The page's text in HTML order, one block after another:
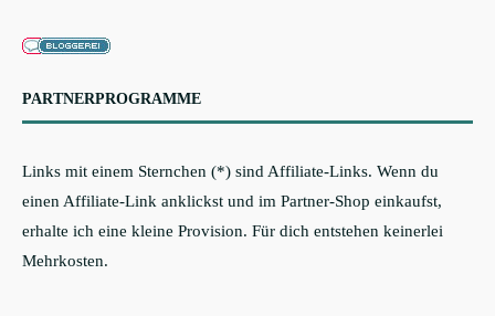
PARTNERPROGRAMME
Links mit einem Sternchen (*) sind Affiliate-Links. Wenn du
einen Affiliate-Link anklickst und im Partner-Shop einkaufst,
erhalte ich eine kleine Provision. Für dich entstehen keinerlei
Mehrkosten.